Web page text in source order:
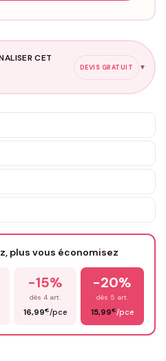
CET
DEVIS GRATUIT ▼
de 3 à 10€ selon la demande
plus vous économisez
-15%
dès 4 art.
16,99€/pce
-20%
dès 5 art.
15,99€/pce